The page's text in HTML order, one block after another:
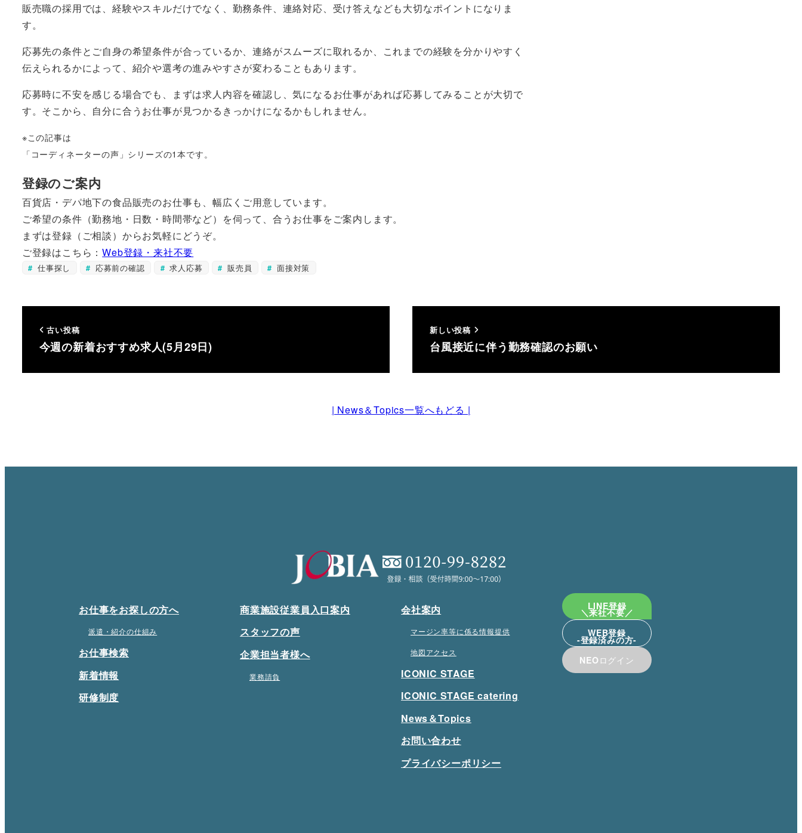
販売職の採用では、経験やスキルだけでなく、勤務条件、連絡対応、受け答えなども大切なポイントになりま
す。
応募先の条件とご自身の希望条件が合っているか、連絡がスムーズに取れるか、これまでの経験を分かりやすく
伝えられるかによって、紹介や選考の進みやすさが変わることもあります。
応募時に不安を感じる場合でも、まずは求人内容を確認し、気になるお仕事があれば応募してみることが大切で
す。そこから、自分に合うお仕事が見つかるきっかけになるかもしれません。
※この記事は
「コーディネーターの声」シリーズの1本です。
登録のご案内
百貨店・デパ地下の食品販売のお仕事も、幅広くご用意しています。
ご希望の条件（勤務地・日数・時間帯など）を伺って、合うお仕事をご案内します。
まずは登録（ご相談）からお気軽にどうぞ。
ご登録はこちら：Web登録・来社不要
仕事探し 応募前の確認 求人応募 販売員 面接対策
古い投稿
今週の新着おすすめ求人(5月29日)
新しい投稿
台風接近に伴う勤務確認のお願い
| News＆Topics一覧へもどる |
お仕事をお探しの方へ
派遣・紹介の仕組み
お仕事検索
新着情報
研修制度
商業施設従業員入口案内
スタッフの声
企業担当者様へ
業務請負
会社案内
マージン率等に係る情報提供
地図アクセス
ICONIC STAGE
ICONIC STAGE catering
News＆Topics
お問い合わせ
プライバシーポリシー
LINE登録
WEB登録
NEO ログイン